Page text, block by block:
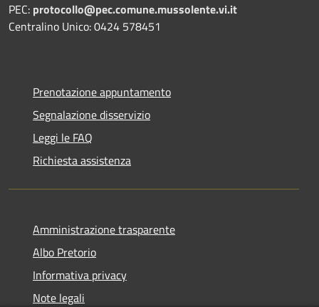
PEC: protocollo@pec.comune.mussolente.vi.it
Centralino Unico: 0424 578451
Prenotazione appuntamento
Segnalazione disservizio
Leggi le FAQ
Richiesta assistenza
Amministrazione trasparente
Albo Pretorio
Informativa privacy
Note legali